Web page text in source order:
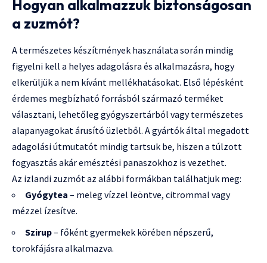
Hogyan alkalmazzuk biztonságosan
a zuzmót?
A természetes készítmények használata során mindig
figyelni kell a helyes adagolásra és alkalmazásra, hogy
elkerüljük a nem kívánt mellékhatásokat. Első lépésként
érdemes megbízható forrásból származó terméket
választani, lehetőleg gyógyszertárból vagy természetes
alapanyagokat árusító üzletből. A gyártók által megadott
adagolási útmutatót mindig tartsuk be, hiszen a túlzott
fogyasztás akár emésztési panaszokhoz is vezethet.
Az izlandi zuzmót az alábbi formákban találhatjuk meg:
Gyógytea – meleg vízzel leöntve, citrommal vagy
mézzel ízesítve.
Szirup– főként gyermekek körében népszerű,
torokfájásra alkalmazva.